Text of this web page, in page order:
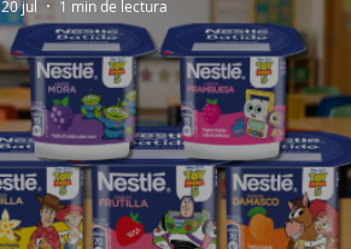
20 jul
1 min de lectura